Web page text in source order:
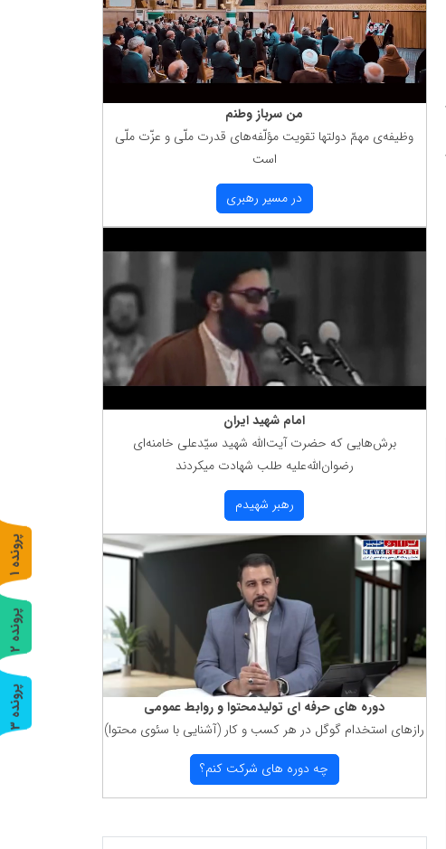
من سرباز وطنم
وظیفه‌ی مهمّ دولتها تقویت مؤلّفه‌های قدرت ملّی و عزّت ملّی
است
در مسیر رهبری
امام شهید ایران
برش‌هایی كه حضرت آیت‌الله شهید سیّدعلی خامنه‌ای
رضوان‌الله‌علیه طلب شهادت میكردند
رهبر شهیدم
دوره های حرفه ای تولیدمحتوا و روابط عمومی
رازهای استخدام گوگل در هر كسب و كار (آشنایی با سئوی محتوا)
چه دوره های شركت كنم؟
پ
ر
و
ن
د
ه
1
پ
ر
و
ن
د
ه
2
پ
ر
و
ن
د
ه
3